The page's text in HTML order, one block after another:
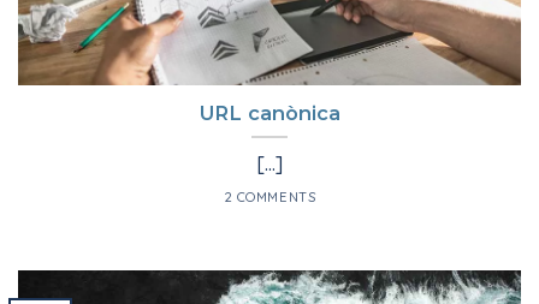
URL canònica
[...]
2 COMMENTS